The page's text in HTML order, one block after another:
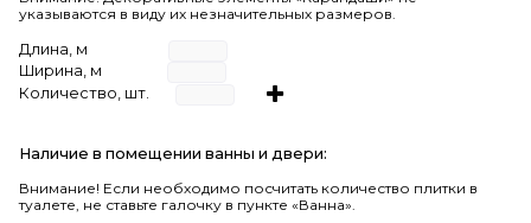
указываются в виду их незначительных размеров.
Длина, м
Ширина, м
Количество, шт.
Наличие в помещении ванны и двери:
Внимание! Если необходимо посчитать количество плитки в
туалете, не ставьте галочку в пункте «Ванна».